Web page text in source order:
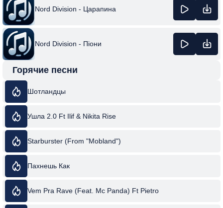
Nord Division - Царапина
Nord Division - Піони
Горячие песни
Шотландцы
Ушла 2.0 Ft Ilif & Nikita Rise
Starburster (From "Mobland")
Пахнешь Как
Vem Pra Rave (Feat. Mc Panda) Ft Pietro